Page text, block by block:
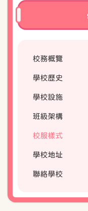
校務概覽
學校歷史
學校設施
班級架構
校服樣式
學校地址
聯絡學校